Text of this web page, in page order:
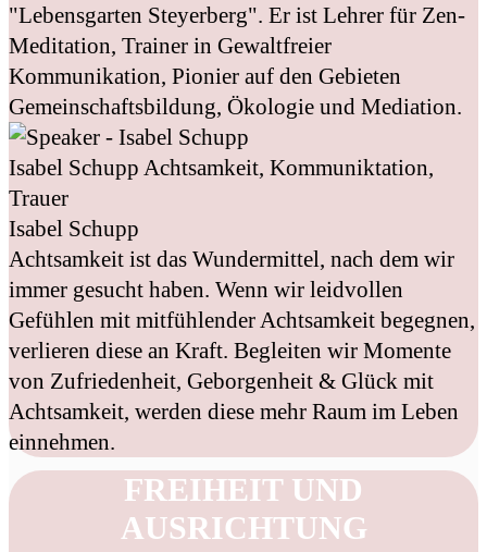
"Lebensgarten Steyerberg". Er ist Lehrer für Zen-
Meditation, Trainer in Gewaltfreier
Kommunikation, Pionier auf den Gebieten
Gemeinschaftsbildung, Ökologie und Mediation.
Isabel Schupp Achtsamkeit, Kommuniktation,
Trauer
Isabel Schupp
Achtsamkeit ist das Wundermittel, nach dem wir
immer gesucht haben. Wenn wir leidvollen
Gefühlen mit mitfühlender Achtsamkeit begegnen,
verlieren diese an Kraft. Begleiten wir Momente
von Zufriedenheit, Geborgenheit & Glück mit
Achtsamkeit, werden diese mehr Raum im Leben
einnehmen.
FREIHEIT UND
AUSRICHTUNG